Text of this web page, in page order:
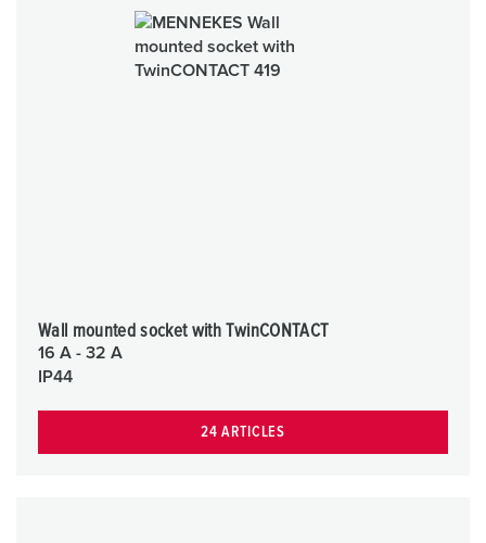
Wall mounted socket with TwinCONTACT
16 A - 32 A
IP44
24 ARTICLES